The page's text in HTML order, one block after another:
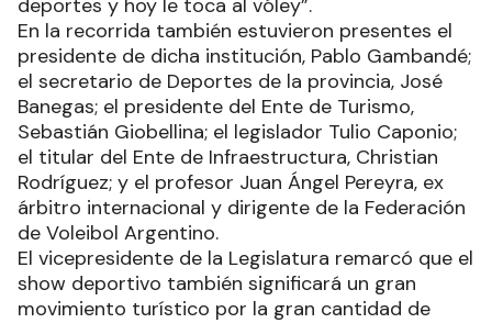
deportes y hoy le toca al vóley”.
En la recorrida también estuvieron presentes el
presidente de dicha institución, Pablo Gambandé;
el secretario de Deportes de la provincia, José
Banegas; el presidente del Ente de Turismo,
Sebastián Giobellina; el legislador Tulio Caponio;
el titular del Ente de Infraestructura, Christian
Rodríguez; y el profesor Juan Ángel Pereyra, ex
árbitro internacional y dirigente de la Federación
de Voleibol Argentino.
El vicepresidente de la Legislatura remarcó que el
show deportivo también significará un gran
movimiento turístico por la gran cantidad de